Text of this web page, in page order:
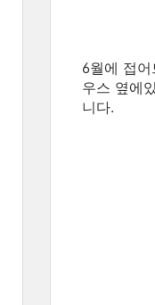
6월에 접
우스 옆에
니다.